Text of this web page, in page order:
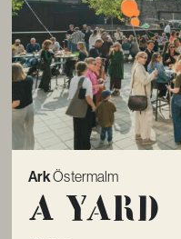
ArkÖstermalm
A Yard